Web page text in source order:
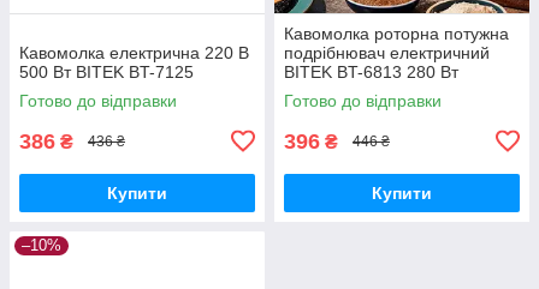
Кавомолка електрична 220 В
500 Вт BITEK BT-7125
Готово до відправки
386 ₴ 436 ₴
Купити
Кавомолка роторна потужна
подрібнювач електричний
BITEK BT-6813 280 Вт
Готово до відправки
396 ₴ 446 ₴
Купити
–10%